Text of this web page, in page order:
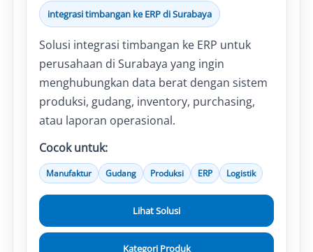
integrasi timbangan ke ERP di Surabaya
Solusi integrasi timbangan ke ERP untuk
perusahaan di Surabaya yang ingin
menghubungkan data berat dengan sistem
produksi, gudang, inventory, purchasing,
atau laporan operasional.
Cocok untuk:
Manufaktur Gudang Produksi ERP Logistik
Lihat Solusi
Kategori Produk